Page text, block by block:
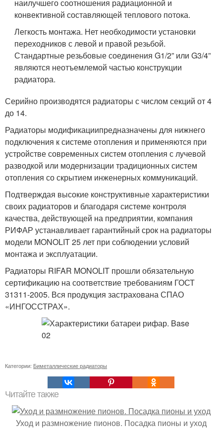
наилучшего соотношения радиационной и
конвективной составляющей теплового потока.
Легкость монтажа. Нет необходимости установки
переходников с левой и правой резьбой.
Стандартные резьбовые соединения G1/2” или G3/4”
являются неотъемлемой частью конструкции
радиатора.
Серийно производятся радиаторы с числом секций от 4
до 14.
Радиаторы модификациипредназначены для нижнего
подключения к системе отопления и применяются при
устройстве современных систем отопления с лучевой
разводкой или модернизации традиционных систем
отопления со скрытием инженерных коммуникаций.
Подтверждая высокие конструктивные характеристики
своих радиаторов и благодаря системе контроля
качества, действующей на предприятии, компания
РИФАР устанавливает гарантийный срок на радиаторы
модели MONOLIT 25 лет при соблюдении условий
монтажа и эксплуатации.
Радиаторы RIFAR MONOLIT прошли обязательную
сертификацию на соответствие требованиям ГОСТ
31311-2005. Вся продукция застрахована СПАО
«ИНГОССТРАХ».
Категории: Биметаллические радиаторы
Читайте также
Уход и размножение пионов. Посадка пионы и уход